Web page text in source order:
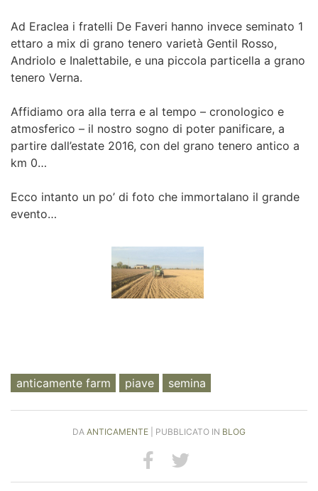
Ad Eraclea i fratelli De Faveri hanno invece seminato 1
ettaro a mix di grano tenero varietà Gentil Rosso,
Andriolo e Inalettabile, e una piccola particella a grano
tenero Verna.
Affidiamo ora alla terra e al tempo – cronologico e
atmosferico – il nostro sogno di poter panificare, a
partire dall’estate 2016, con del grano tenero antico a
km 0…
Ecco intanto un po’ di foto che immortalano il grande
evento…
anticamente farm piave semina
DA ANTICAMENTE | PUBBLICATO IN BLOG